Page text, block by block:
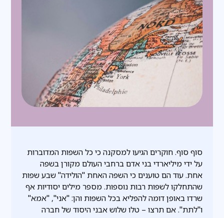
סוף סוף. חוקרים הגיעו למסקנה כי כל השפות המדוברות
על ידי מיליארדי בני אדם ברחבי העולם מקורן בשפה
אחת. עוד הם טוענים כי השפה האחת "הולידה" שבע שפות
שהתחלקו לשפות רבות נוספות. מספר מילים יסודיות אף
שרדו באופן דומה להפליא בכל השפות והן: "אני", "אמא"
ו"לתת". אם תרצו – טלו שלוש אבני היסוד של חברה